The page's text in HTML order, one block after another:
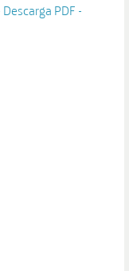
PDF -